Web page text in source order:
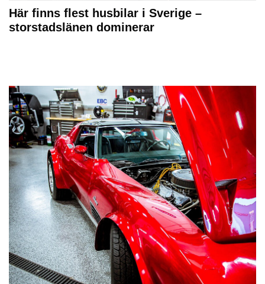
Här finns flest husbilar i Sverige –
storstadslänen dominerar